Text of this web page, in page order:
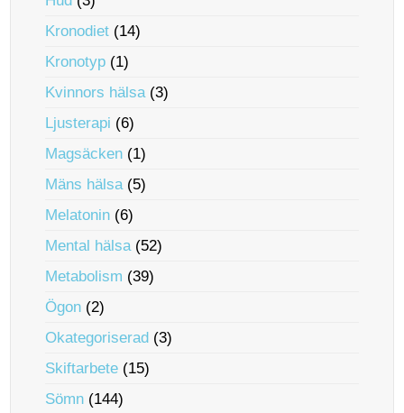
Kronodiet (14)
Kronotyp (1)
Kvinnors hälsa(3)
Ljusterapi (6)
Magsäcken (1)
Mäns hälsa(5)
Melatonin (6)
Mental hälsa(52)
Metabolism (39)
Ögon (2)
Okategoriserad (3)
Skiftarbete (15)
Sömn (144)